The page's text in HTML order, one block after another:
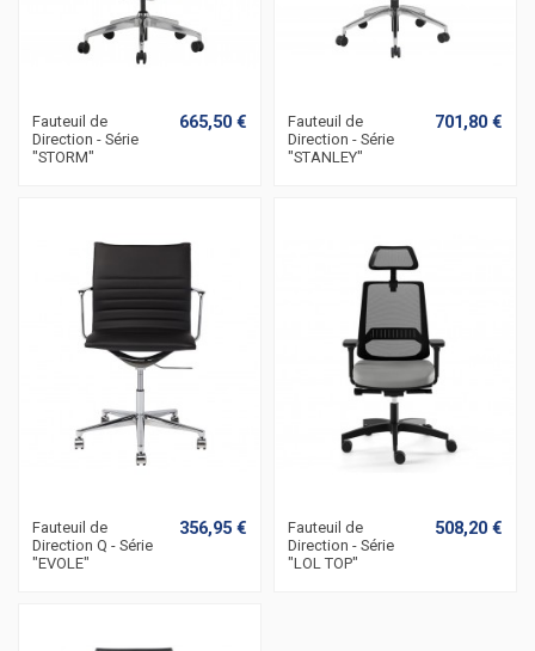
Fauteuil de
Direction - Série
"STORM"
665,50 €
Fauteuil de
Direction - Série
"STANLEY"
701,80 €
Fauteuil de
Direction Q - Série
"EVOLE"
356,95 €
Fauteuil de
Direction - Série
"LOL TOP"
508,20 €